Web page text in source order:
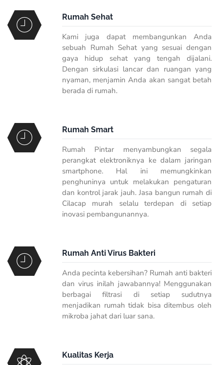
Rumah Sehat
Kami juga dapat membangunkan Anda
sebuah Rumah Sehat yang sesuai dengan
gaya hidup sehat yang tengah dijalani.
Dengan sirkulasi lancar dan ruangan yang
nyaman, menjamin Anda akan sangat betah
berada di rumah.
Rumah Smart
Rumah Pintar menyambungkan segala
perangkat elektroniknya ke dalam jaringan
smartphone. Hal ini memungkinkan
penghuninya untuk melakukan pengaturan
dan kontrol jarak jauh. Jasa bangun rumah di
Cilacap murah selalu terdepan di setiap
inovasi pembangunannya.
Rumah Anti Virus Bakteri
Anda pecinta kebersihan? Rumah anti bakteri
dan virus inilah jawabannya! Menggunakan
berbagai filtrasi di setiap sudutnya
menjadikan rumah tidak bisa ditembus oleh
mikroba jahat dari luar sana.
Kualitas Kerja